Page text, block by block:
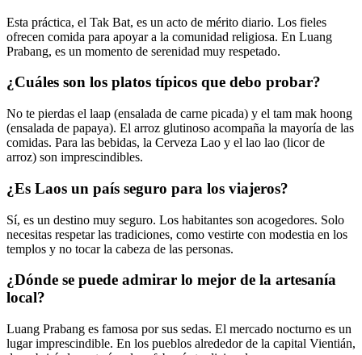
Esta práctica, el Tak Bat, es un acto de mérito diario. Los fieles
ofrecen comida para apoyar a la comunidad religiosa. En Luang
Prabang, es un momento de serenidad muy respetado.
¿Cuáles son los platos típicos que debo probar?
No te pierdas el laap (ensalada de carne picada) y el tam mak hoong
(ensalada de papaya). El arroz glutinoso acompaña la mayoría de las
comidas. Para las bebidas, la Cerveza Lao y el lao lao (licor de
arroz) son imprescindibles.
¿Es Laos un país seguro para los viajeros?
Sí, es un destino muy seguro. Los habitantes son acogedores. Solo
necesitas respetar las tradiciones, como vestirte con modestia en los
templos y no tocar la cabeza de las personas.
¿Dónde se puede admirar lo mejor de la artesanía
local?
Luang Prabang es famosa por sus sedas. El mercado nocturno es un
lugar imprescindible. En los pueblos alrededor de la capital Vientián,